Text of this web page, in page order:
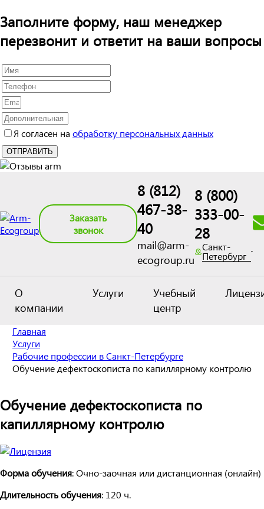
Заполните форму, наш менеджер
перезвонит и ответит на ваши вопросы
Я согласен на обработку персональных данных
Заказать
звонок
8 (812)
467-38-
40
mail@arm-
ecogroup.ru
8 (800)
333-00-
28
Санкт-
Петербург
О
компании
Услуги
Учебный
центр
Главная
Услуги
Рабочие профессии в Санкт-Петербурге
Обучение дефектоскописта по капиллярному контролю
Обучение дефектоскописта по
капиллярному контролю
Форма обучения: Очно-заочная или дистанционная (онлайн)
Длительность обучения: 120 ч.